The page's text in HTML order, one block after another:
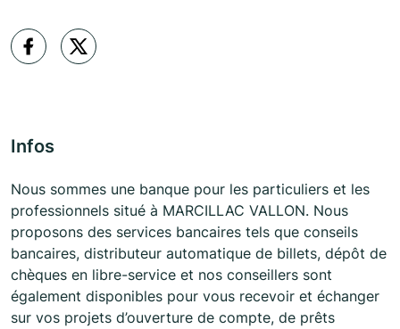
Infos
Nous sommes une banque pour les particuliers et les
professionnels situé à MARCILLAC VALLON. Nous
proposons des services bancaires tels que conseils
bancaires, distributeur automatique de billets, dépôt de
chèques en libre-service et nos conseillers sont
également disponibles pour vous recevoir et échanger
sur vos projets d’ouverture de compte, de prêts